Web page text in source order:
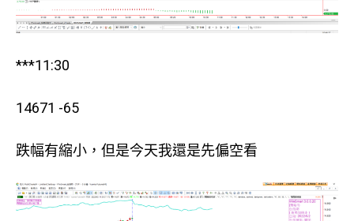
***11:30
14671 -65
跌幅有縮小，但是今天我還是先偏空看